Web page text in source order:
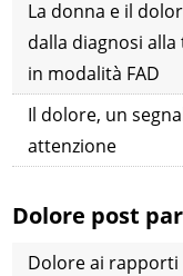
La donna e il
dalla diagnosi
in modalità FAD
Il dolore, un
attenzione
Dolore post
Dolore ai